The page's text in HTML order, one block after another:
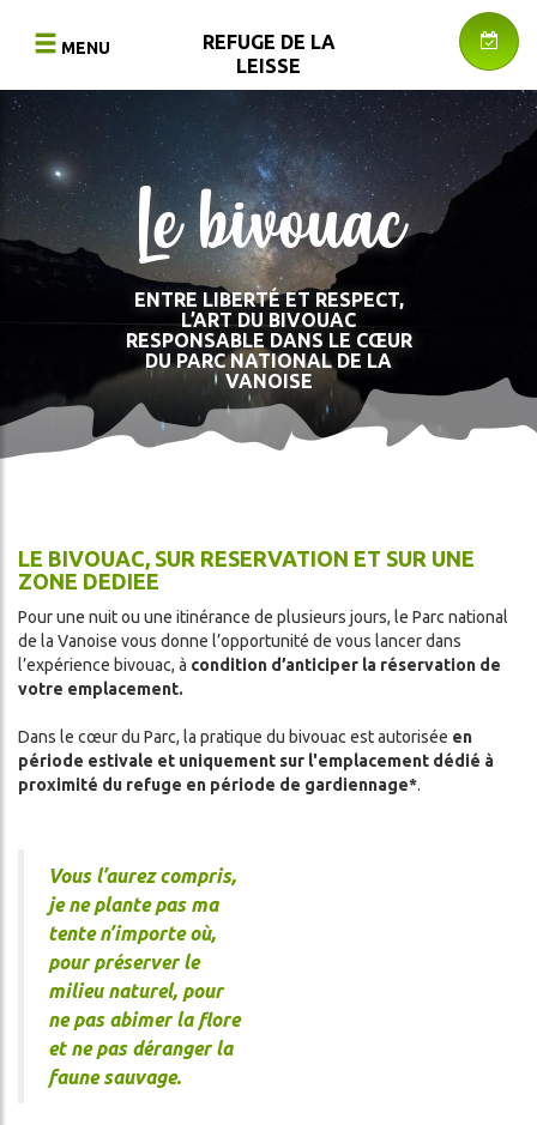
contenu
MENU
REFUGE DE LA
LEISSE
RETOUR
LE
BIVOUAC
RESTAURATION
RETOUR
ACCÈS
AU
REFUGE
TRAVERSÉES
ITINÉRANCE
ACCÉDER
Le bivouac
ENTRE LIBERTÉ ET RESPECT,
L’ART DU BIVOUAC
RESPONSABLE DANS LE CŒUR
DU PARC NATIONAL DE LA
VANOISE
LE BIVOUAC, SUR RESERVATION ET SUR UNE
ZONE DEDIEE
Pour une nuit ou une itinérance de plusieurs jours, le Parc national
de la Vanoise vous donne l’opportunité de vous lancer dans
l’expérience bivouac, à condition d’anticiper la réservation de
votre emplacement.
Dans le cœur du Parc, la pratique du bivouac est autorisée en
période estivale et uniquement sur l'emplacement dédié à
proximité du refuge en période de gardiennage*.
Vous l’aurez compris,
je ne plante pas ma
tente n’importe où,
pour préserver le
milieu naturel, pour
ne pas abimer la flore
et ne pas déranger la
faune sauvage.